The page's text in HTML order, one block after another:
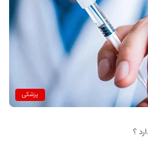
پزشکی
؟